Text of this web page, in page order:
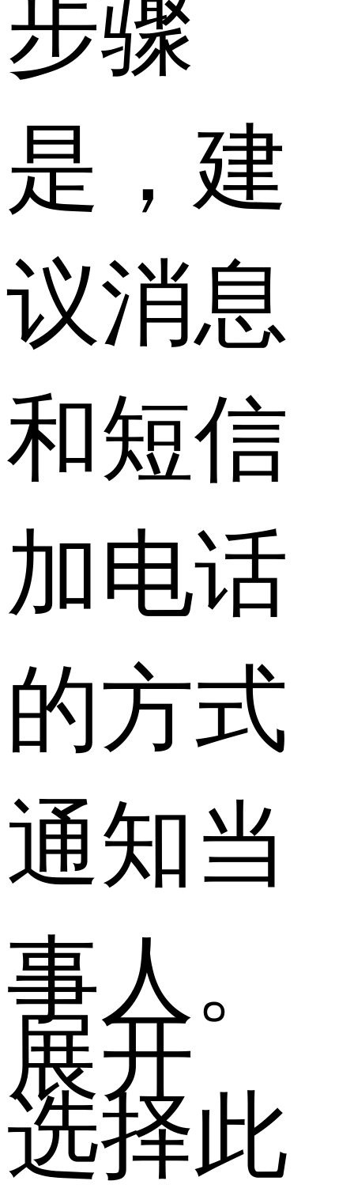
是，建
议消息
和短信
加电话
的方式
通知当
事人。
展开
选择此